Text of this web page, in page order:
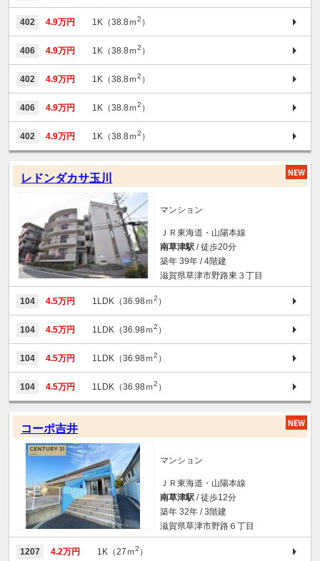
402 4.9万円 1K（38.8ｍ2 ）
406 4.9万円 1K（38.8ｍ2 ）
402 4.9万円 1K（38.8ｍ2 ）
406 4.9万円 1K（38.8ｍ2 ）
402 4.9万円 1K（38.8ｍ2 ）
レドンダカサ玉川
マンション
ＪＲ東海道・山陽本線
南草津駅 / 徒歩20分
築年 39年 / 4階建
滋賀県草津市野路東３丁目
104 4.5万円 1LDK（36.98ｍ2 ）
104 4.5万円 1LDK（36.98ｍ2 ）
104 4.5万円 1LDK（36.98ｍ2 ）
104 4.5万円 1LDK（36.98ｍ2 ）
コーポ吉井
マンション
ＪＲ東海道・山陽本線
南草津駅 / 徒歩12分
築年 32年 / 3階建
滋賀県草津市野路６丁目
1207 4.2万円 1K（27ｍ2 ）